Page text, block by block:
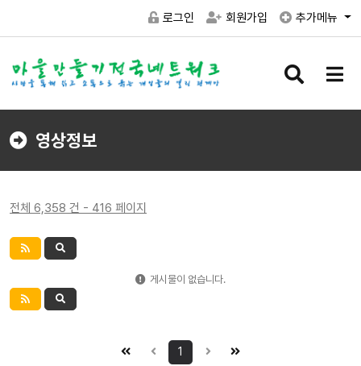
로그인 회원가입 추가메뉴
검
버
메
버
영상정보
전체 6,358 건 - 416 페이지
게시물이 없습니다.
1